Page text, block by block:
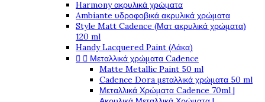
Harmony ακρυλικά χρώματα
Ambiante υδροφοβικά ακρυλικά χρώματα
Style Matt Cadence (Ματ ακρυλικά χρώματα)
120 ml
Handy Lacquered Paint (Λάκα)
  Μεταλλικά χρώματα Cadence
Matte Metallic Paint 50 ml
Cadence Dora μεταλλικά χρώματα 50 ml
Μεταλλικά Χρώματα Cadence 70ml |